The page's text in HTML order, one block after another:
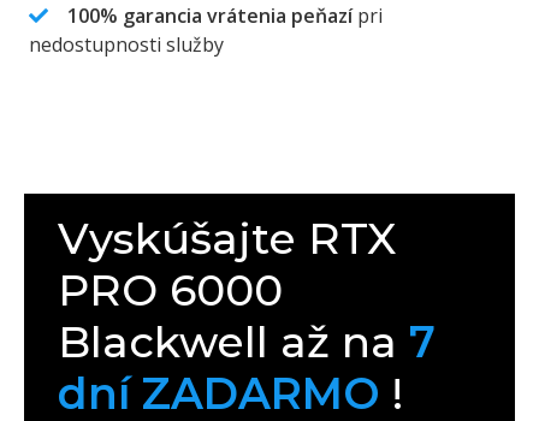
100% garancia vrátenia peňazípri
nedostupnosti služby
Vyskúšajte RTX
PRO 6000
Blackwell až na 7
dní ZADARMO !